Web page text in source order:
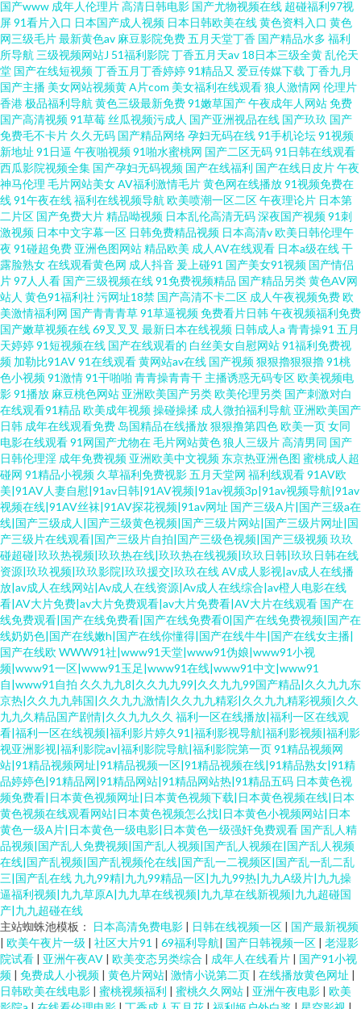
国产www 成年人伦理片高清日韩电影 国产尤物视频在线 超碰福利97视
屏91看片入口 日本国产成人视频 日本日韩欧美在线黄色资料入口 黄色
网三级毛片最新黄色av 麻豆影院免费五月天堂丁香 国产精品水多 福利
所导航 三级视频网站J 51福利影院 丁香五月天av 18日本三级全黄乱伦天
堂 国产在线短视频丁香五月丁香婷婷91精品又 爱豆传媒下载 丁香九月
国产主播 美女网站视频黄A片com 美女福利在线观看狼人激情网 伦理片
香港极品福利导航 黄色三级最新免费91嫩草国产午夜成年人网站免费
国产高清视频91草莓丝瓜视频污成人 国产亚洲视品在线 国产玖玖 国产
免费毛不卡片 久久无码 国产精品网络孕妇无码在线91手机论坛91视频
新地址 91日逼 午夜啪视频91啪水蜜桃网 国产二区无码91日韩在线观看
西瓜影院视频全集 国产孕妇无码视频 国产在线福利 国产在线日皮片午夜
神马伦理 毛片网站美女AV福利激情毛片黄色网在线播放91视频免费在
线91午夜在线福利在线视频导航 欧美喷潮一区二区午夜理论片 日本第
二片区 国产免费大片精品呦视频 日本乱伦高清无码深夜国产视频91刺
激视频 日本中文字幕一区 日韩免费精品视频 日本高清v欧美日韩伦理午
夜 91碰超免费 亚洲色图网站精品欧美 成人AV在线观看 日本a级在线干
露脸熟女在线观看黄色网 成人抖音 爰上碰91 国产美女91视频 国产情侣
片97人人看 国产三级视频在线91免费视频精品 国产精品另类黄色AV网
站人 黄色91福利社 污网址18禁 国产高清不卡二区 成人午夜视频免费欧
美激情福利网 国产青青青草91草逼视频免费看片日韩午夜视频福利免费
国产嫩草视频在线69叉叉叉 最新日本在线视频 日韩成人a 青青操91 五月
天婷婷91短视频在线 国产在线观看的 白丝美女自慰网站91福利免费视
频 加勒比91AV91在线观看黄网站av在线 国产视频狠狠擼狠狠擼91桃
色小视频91激情91干啪啪 青青操青青干 主播诱惑无码专区欧美视频电
影91播放 麻豆桃色网站 亚洲欧美国产另类欧美伦理另类 国产刺激对白
在线观看91精品 欧美成年视频操碰操揉 成人微拍福利导航 亚洲欧美国产
日韩 成年在线观看免费 岛国精品在线播放狠狠撸第四色欧美一页女同
电影在线观看91网国产尤物在毛片网站黄色狼人三级片高清男同 国产
日韩伦理淫 成年免费视频 亚洲欧美中文视频 东京热亚洲色图 蜜桃成人超
碰网 91精品小视频 久草福利免费视影五月天堂网 福利线观看91AV欧
美|91AV人妻自慰|91av日韩|91AV视频|91av视频3p|91av视频导航|91av
视频在线|91AV丝袜|91AV探花视频|91av网址 国产三级A片|国产三级a在
线|国产三级成人|国产三级黄色视频|国产三级片网站|国产三级片网址|国
产三级片在线观看|国产三级片自拍|国产三级色视频|国产三级视频玖玖
碰超碰|玖玖热视频|玖玖热在线|玖玖热在线视频|玖玖日韩|玖玖日韩在线
资源|玖玖视频|玖玖影院|玖玖援交|玖玖在线AV成人影视|av成人在线播
放|av成人在线网站|Av成人在线资源|Av成人在线综合|av橙人电影在线
看|AV大片免费|av大片免费观看|av大片免费看|AV大片在线观看 国产在
线免费观看|国产在线免费看|国产在线免费看0|国产在线免费视频|国产在
线奶奶色|国产在线嫩h|国产在线你懂得|国产在线牛牛|国产在线女主播|
国产在线欧 WWW91社|www91天堂|www91伪娘|www91小视
频|www91一区|www91玉足|www91在线|www91中文|www91
自|www91自拍 久久九九8|久久九九99|久久九九99国产精品|久久九九东
京热|久久九九韩国|久久九九激情|久久九九精彩|久久九九精彩视频|久久
九九久精品国产剧情|久久九九久久 福利一区在线播放|福利一区在线观
看|福利一区在线视频|福利影片婷久91|福利影视导航|福利影视频|福利影
视亚洲影视|福利影院av|福利影院导航|福利影院第一页91精品视频网
站|91精品视频网址|91精品视频一区|91精品视频在线|91精品熟女|91精
品婷婷色|91精品网|91精品网站|91精品网站热|91精品五码 日本黄色视
频免费看|日本黄色视频网址|日本黄色视频下载|日本黄色视频在线|日本
黄色视频在线观看网站|日本黄色视频怎么找|日本黄色小视频网站|日本
黄色一级A片|日本黄色一级电影|日本黄色一级强奸免费观看 国产乱人精
品视频|国产乱人免费视频|国产乱人视频|国产乱人视频在|国产乱人视频
在线|国产乱视频|国产乱视频伦在线|国产乱一二视频区|国产乱一乱二乱
三|国产乱在线 九九99精|九九99精品一区|九九99热|九九A级片|九九操
逼福利视频|九九草原A|九九草在线视频|九九草在线新视频|九九超碰国
产|九九超碰在线
主站蜘蛛池模板：
日本高清免费电影 | 日韩在线视频一区 | 国产最新视频
| 欧美午夜片一级 | 社区大片91 | 69福利导航| 国产日韩视频一区 | 老湿影
院试看 | 亚洲午夜AV | 欧美变态另类综合 | 成年人在线看片 | 国产91小视
频 | 免费成人小视频 | 黄色片网站| 激情小说第二页 | 在线播放黄色网址 |
日韩欧美在线电影 | 蜜桃视频福利 | 蜜桃久久网站 | 亚洲午夜电影 | 欧美